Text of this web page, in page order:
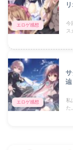
エロゲ感想
今
ス
エロゲ感想
私
た